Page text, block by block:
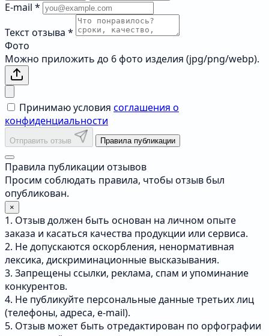
E-mail *
Текст отзыва *
Фото
Можно приложить до 6 фото изделия (jpg/png/webp).
Принимаю условия соглашения о
конфиденциальности
Отправить отзыв Правила публикации
Правила публикации отзывов
Просим соблюдать правила, чтобы отзыв был
опубликован.
×
1. Отзыв должен быть основан на личном опыте
заказа и касаться качества продукции или сервиса.
2. Не допускаются оскорбления, ненормативная
лексика, дискриминационные высказывания.
3. Запрещены ссылки, реклама, спам и упоминание
конкурентов.
4. Не публикуйте персональные данные третьих лиц
(телефоны, адреса, e-mail).
5. Отзыв может быть отредактирован по орфографии